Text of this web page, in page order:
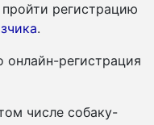
регистрацию
.
регистрация
числе собаку-